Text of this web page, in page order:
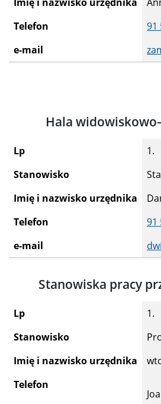
Telefon
e-mail
91
Hala
Lp
Stanowisko
Imię i nazwisko urzędnika
Telefon
e-mail
1.
91
Stanowiska pracy
Lp
Stanowisko
Imię i nazwisko urzędnika
Telefon
1.